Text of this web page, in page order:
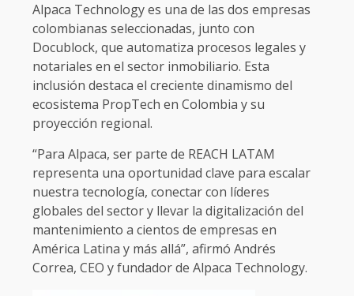
Alpaca Technology es una de las dos empresas
colombianas seleccionadas, junto con
Docublock, que automatiza procesos legales y
notariales en el sector inmobiliario. Esta
inclusión destaca el creciente dinamismo del
ecosistema PropTech en Colombia y su
proyección regional.
“Para Alpaca, ser parte de REACH LATAM
representa una oportunidad clave para escalar
nuestra tecnología, conectar con líderes
globales del sector y llevar la digitalización del
mantenimiento a cientos de empresas en
América Latina y más allá”, afirmó Andrés
Correa, CEO y fundador de Alpaca Technology.